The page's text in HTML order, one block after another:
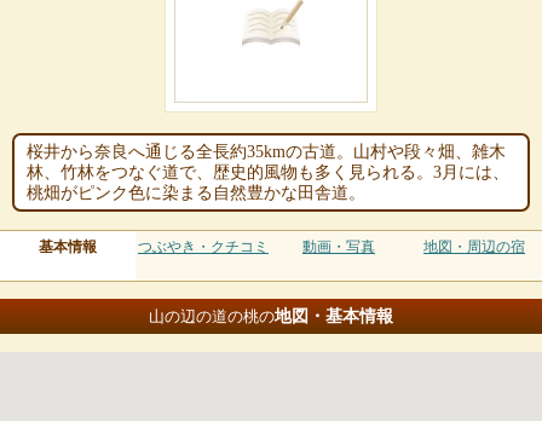
桜井から奈良へ通じる全長約35kmの古道。山村や段々畑、雑木
林、竹林をつなぐ道で、歴史的風物も多く見られる。3月には、
桃畑がピンク色に染まる自然豊かな田舎道。
基本情報 つぶやき・クチコミ 動画・写真 地図・周辺の宿
山の辺の道の桃の地図・基本情報